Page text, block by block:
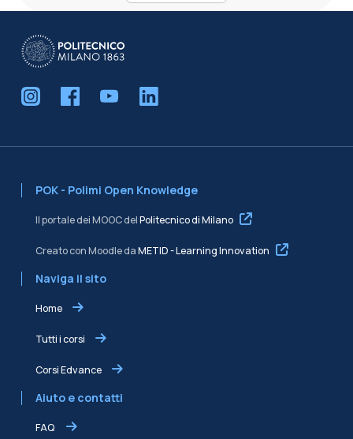
POK - Polimi Open Knowledge
Il portale dei MOOC delPolitecnico di Milano
Creato con Moodle daMETID - Learning Innovation
Naviga il sito
Home
Tutti i corsi
Corsi Edvance
Aiuto e contatti
FAQ